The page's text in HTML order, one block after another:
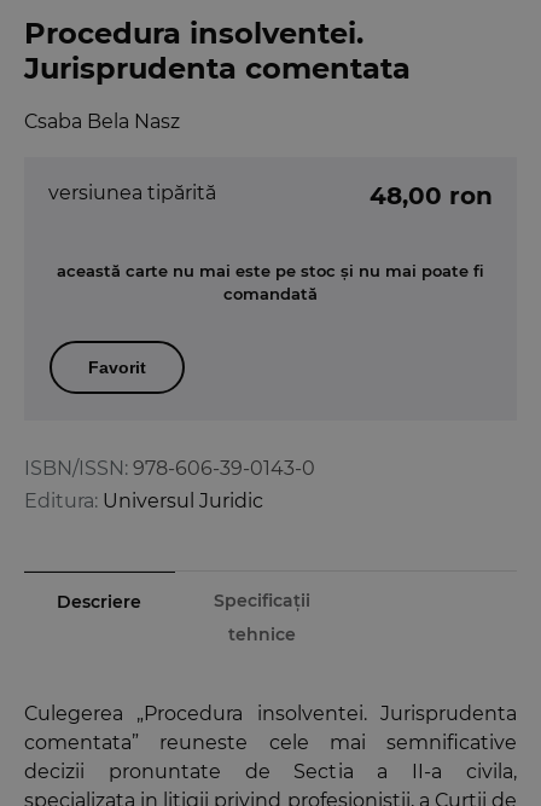
Procedura insolventei.
Jurisprudenta comentata
Csaba Bela Nasz
ISBN/ISSN: 978-606-39-0143-0
Editura: Universul Juridic
versiunea tipărită 48,00 ron
această carte nu mai este pe stoc și nu mai poate fi
comandată
Favorit
Descriere
Specificații
tehnice
Culegerea „Procedura insolventei. Jurisprudenta
comentata” reuneste cele mai semnificative
decizii pronuntate de Sectia a II-a civila,
specializata in litigii privind profesionistii, a Curtii de